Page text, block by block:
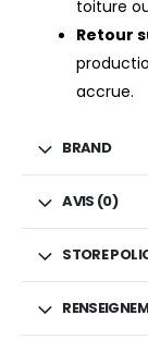
toiture
Retour
accrue.
BRAND
AVIS (0)
STORE